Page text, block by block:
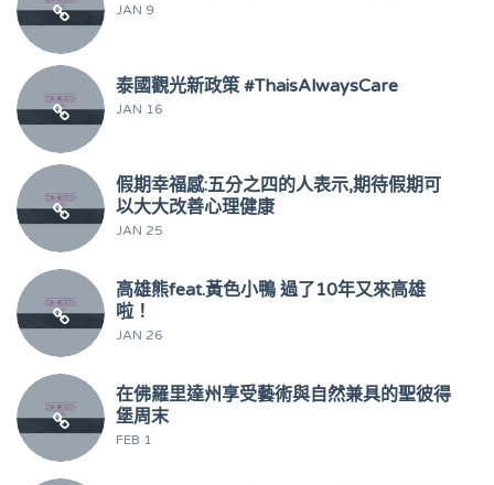
JAN 9
泰國觀光新政策 #ThaisAlwaysCare
JAN 16
假期幸福感:五分之四的人表示,期待假期可
以大大改善心理健康
JAN 25
高雄熊feat.黃色小鴨 過了10年又來高雄
啦！
JAN 26
在佛羅里達州享受藝術與自然兼具的聖彼得
堡周末
FEB 1